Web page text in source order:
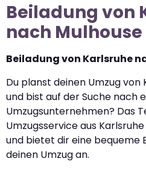
Beiladung von
nach Mulhouse
Beiladung von Karlsruhe
Du planst deinen Umzug von
und bist auf der Suche nach
Umzugsunternehmen? Das
Umzugsservice aus
und bietet dir eine bequeme
deinen Umzug an.